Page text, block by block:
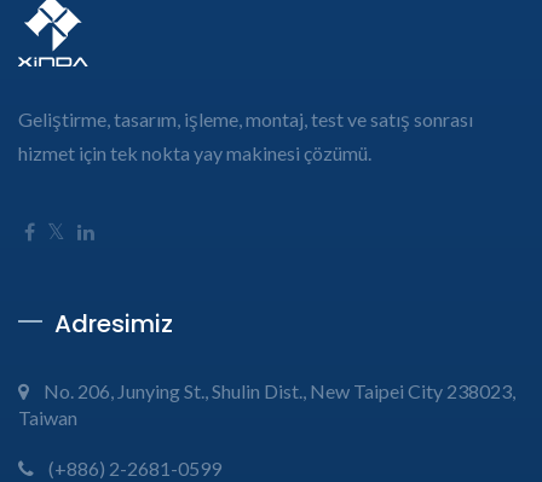
Geliştirme, tasarım, işleme, montaj, test ve satış sonrası
hizmet için tek nokta yay makinesi çözümü.
Adresimiz
No. 206, Junying St., Shulin Dist., New Taipei City 238023,
Taiwan
(+886) 2-2681-0599